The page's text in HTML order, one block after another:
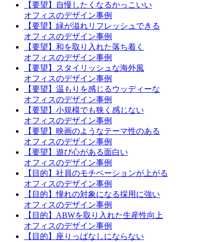
【要望】自慢したくなるかっこいい
オフィスのデザイン事例
【要望】緑が溢れリフレッシュできる
オフィスのデザイン事例
【要望】和を取り入れた落ち着く
オフィスのデザイン事例
【要望】スタイリッシュな海外風
オフィスのデザイン事例
【要望】温もりを感じるウッディーな
オフィスのデザイン事例
【要望】小規模でも狭く感じない
オフィスのデザイン事例
【要望】映画のようなテーマ性のある
オフィスのデザイン事例
【要望】遊び心がある面白い
オフィスのデザイン事例
【目的】社員のモチベーションが上がる
オフィスのデザイン事例
【目的】憧れの対象になる採用に強い
オフィスのデザイン事例
【目的】ABWを取り入れた生産性向上
オフィスのデザイン事例
【目的】座りっぱなしにならない